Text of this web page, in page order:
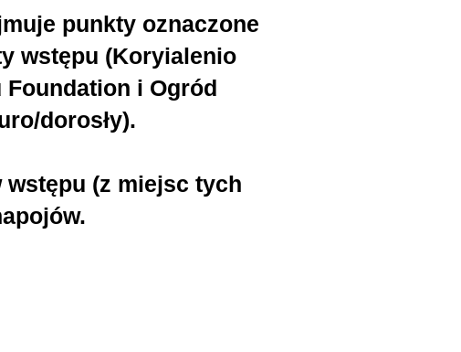
punkty oznaczone
wstępu (Koryialenio
Foundation i Ogród
dorosły).
(z miejsc tych